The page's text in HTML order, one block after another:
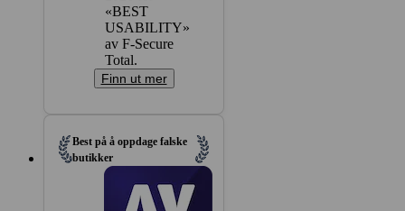
Finn ut mer
Best på å oppdage falske
butikker